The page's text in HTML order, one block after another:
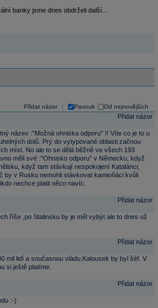
banky jsme dnes obdrželi další...
Přidat názor Pavouk Od nejnovějších
Přidat názor
název :"Možná ohniska odporu" !! Víte co je to u
dolů. Prý do vytypované oblasti začnou
míst. No ale to se dělá běžně ve všech 193
měli své :"Ohnisko odporu" v Německu, když
když tam stávkují nespokojení Katalánci,
by v Rusku nemohli stávkovat kamioňáci kvůli
nechce platit něco navíc.
Přidat názor
říše ,po Stalinsku by je měl vybýt ale to dnes už
Přidat názor
mil lidí a současnou vládu.Kalousek by byl šéf. V
si ještě platíme.
Přidat názor
:-)